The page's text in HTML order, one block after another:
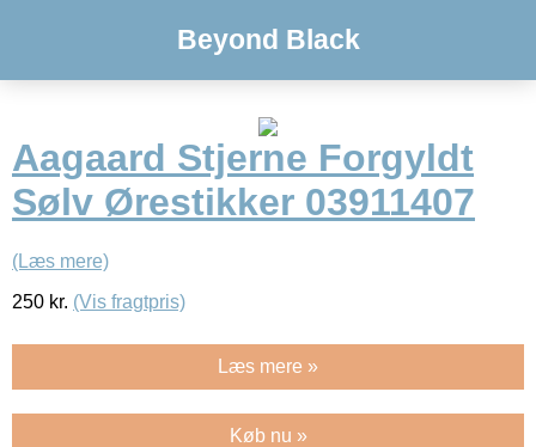
Beyond Black
Aagaard Stjerne Forgyldt
Sølv Ørestikker 03911407
(Læs mere)
250 kr. (Vis fragtpris)
Læs mere »
Køb nu »